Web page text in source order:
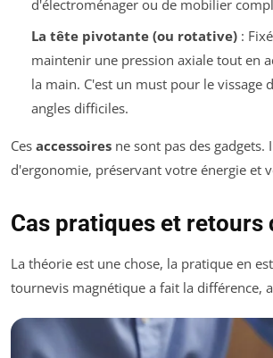
d'électroménager ou de mobilier
La tête pivotante (ou rotative):
maintenir une pression axiale tout en
la main. C'est un must pour le vissage
angles difficiles.
Ces accessoires ne sont pas des
d'ergonomie, préservant votre énergie et
Cas pratiques et
La théorie est une chose, la pratique en
tournevis magnétique a fait la différence,